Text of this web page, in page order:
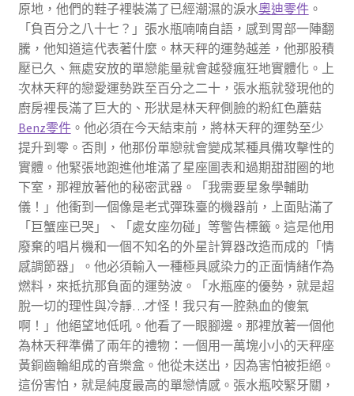
原地，他們的鞋子裡裝滿了已經潮濕的淚水奧迪零件。
「負百分之八十七？」張水瓶喃喃自語，感到胃部一陣翻
騰，他知道這代表著什麼。林天秤的運勢越差，他那股積
壓已久、無處安放的單戀能量就會越發瘋狂地實體化。上
次林天秤的戀愛運勢跌至百分之二十，張水瓶就發現他的
廚房裡長滿了巨大的、形狀是林天秤側臉的粉紅色蘑菇
Benz零件。他必須在今天結束前，將林天秤的運勢至少
提升到零。否則，他那份單戀就會變成某種具備攻擊性的
實體。他緊張地跑進他堆滿了星座圖表和過期甜甜圈的地
下室，那裡放著他的秘密武器。「我需要星象學輔助
儀！」他衝到一個像是老式彈珠臺的機器前，上面貼滿了
「巨蟹座已哭」、「處女座勿碰」等警告標籤。這是他用
廢棄的唱片機和一個不知名的外星計算器改造而成的「情
感調節器」。他必須輸入一種極具感染力的正面情緒作為
燃料，來抵抗那負面的運勢波。「水瓶座的優勢，就是超
脫一切的理性與冷靜…才怪！我只有一腔熱血的傻氣
啊！」他絕望地低吼。他看了一眼腳邊。那裡放著一個他
為林天秤準備了兩年的禮物：一個用一萬塊小小的天秤座
黃銅齒輪組成的音樂盒。他從未送出，因為害怕被拒絕。
這份害怕，就是純度最高的單戀情感。張水瓶咬緊牙關，